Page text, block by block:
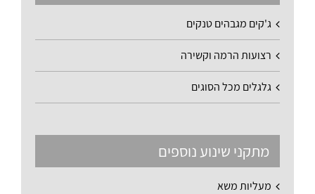
ג'קים מגבהים טנקים
רצועות הרמה וקשירה
גלגלים מכל הסוגים
מתקני שינוע נוספים
מעליות משא